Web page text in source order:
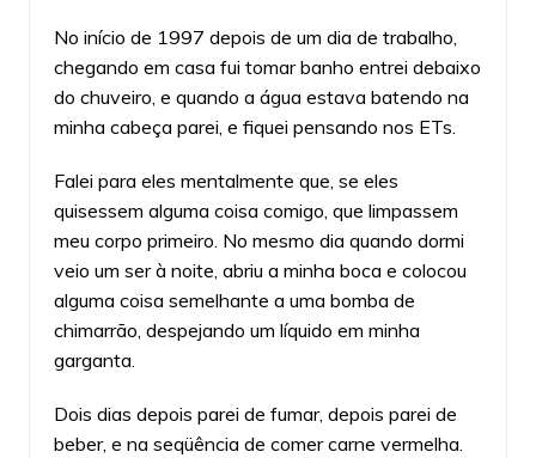
No início de 1997 depois de um dia de trabalho,
chegando em casa fui tomar banho entrei debaixo
do chuveiro, e quando a água estava batendo na
minha cabeça parei, e fiquei pensando nos ETs.
Falei para eles mentalmente que, se eles
quisessem alguma coisa comigo, que limpassem
meu corpo primeiro. No mesmo dia quando dormi
veio um ser à noite, abriu a minha boca e colocou
alguma coisa semelhante a uma bomba de
chimarrão, despejando um líquido em minha
garganta.
Dois dias depois parei de fumar, depois parei de
beber, e na seqüência de comer carne vermelha.